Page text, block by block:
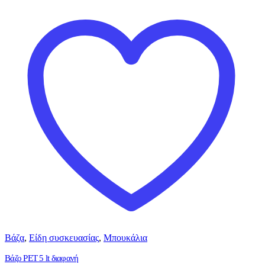
Βάζα, Είδη συσκευασίας, Μπουκάλια
Βάζο PET 5 lt διαφανή